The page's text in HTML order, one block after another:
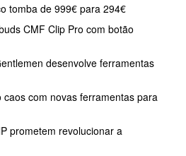
tomba de 999€ para 294€
CMF Clip Pro com botão
desenvolve ferramentas
com novas ferramentas para
prometem revolucionar a